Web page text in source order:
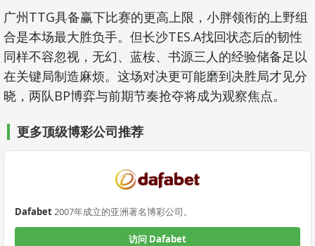
广州TTG具备赢下比赛的更高上限，小胖领衔的上野组
合是本场最大胜负手。但长沙TES.A找回状态后的韧性
同样不容忽视，无幻、蓝桉、书源三人的经验储备足以
在关键局制造麻烦。这场对决更可能磨到决胜局才见分
晓，两队BP博弈与前期节奏抢夺将成为观察焦点。
更多顶级博彩公司推荐
Dafabet2007年成立的亚洲著名博彩公司。
访问 Dafabet